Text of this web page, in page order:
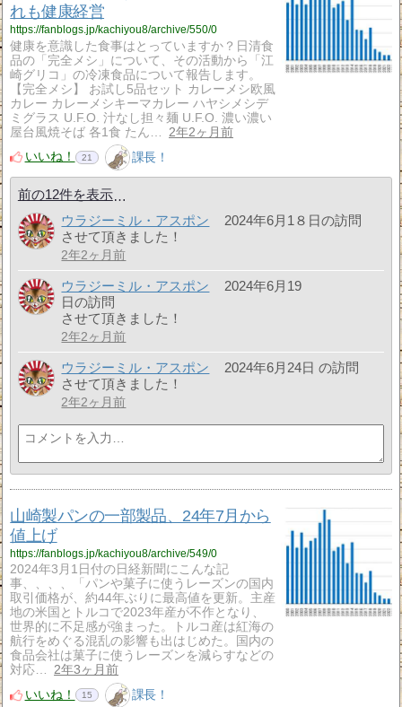
れも健康経営
https://fanblogs.jp/kachiyou8/archive/550/0
健康を意識した食事はとっていますか？日清食
品の「完全メシ」について、その活動から「江
崎グリコ」の冷凍食品について報告します。
【完全メシ】 お試し5品セット カレーメシ欧風
カレー カレーメシキーマカレー ハヤシメシデ
ミグラス U.F.O. 汁なし担々麺 U.F.O. 濃い濃い
屋台風焼そば 各1食 たん…
2年2ヶ月前
いいね！
21 課長！
前の12件を表示
ウラジーミル・アスポン
2024年6月1８日の訪問
させて頂きました！
2年2ヶ月前
ウラジーミル・アスポン
2024年6月19
日の訪問
させて頂きました！
2年2ヶ月前
ウラジーミル・アスポン
2024年6月24日 の訪問
させて頂きました！
2年2ヶ月前
山崎製パンの一部製品、24年7月から
値上げ
https://fanblogs.jp/kachiyou8/archive/549/0
2024年3月1日付の日経新聞にこんな記
事、、、、「パンや菓子に使うレーズンの国内
取引価格が、約44年ぶりに最高値を更新。主産
地の米国とトルコで2023年産が不作となり、
世界的に不足感が強まった。トルコ産は紅海の
航行をめぐる混乱の影響も出はじめた。国内の
食品会社は菓子に使うレーズンを減らすなどの
対応…
2年3ヶ月前
いいね！
15 課長！